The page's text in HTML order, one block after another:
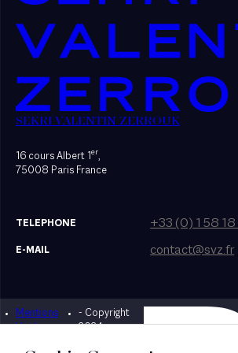
SEKRI VALENTIN ZERROUK
16 cours Albert 1er,
75008 Paris France
TELEPHONE +33 (0) 1 58
E-MAIL contact@svz.fr
Mentions
légales
- Copyright
2024
Designed by